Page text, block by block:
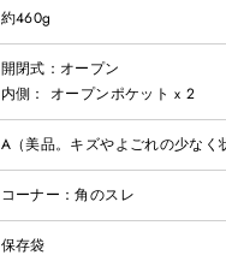
約460g
開閉式：オープン
内側： オープンポケット x 2
A（美品。キズやよごれの少なく
コーナー：角のスレ
保存袋